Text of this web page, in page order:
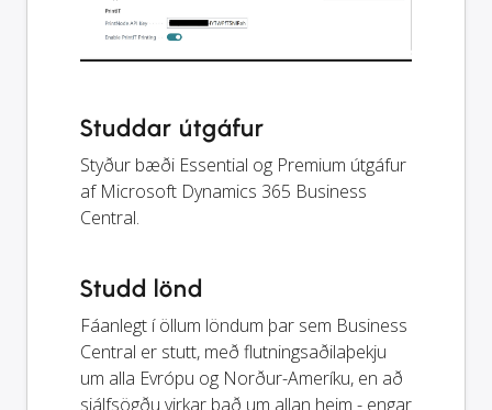
Studdar útgáfur
Styður bæði Essential og Premium útgáfur
af Microsoft Dynamics 365 Business
Central.
Studd lönd
Fáanlegt í öllum löndum þar sem Business
Central er stutt, með flutningsaðilaþekju
um alla Evrópu og Norður-Ameríku, en að
sjálfsögðu virkar það um allan heim - engar